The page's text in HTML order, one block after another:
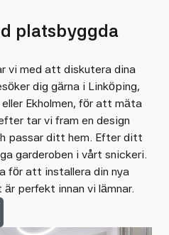
platsbyggda
vi med att diskutera dina
dig gärna i Linköping,
Ekholmen, för att mäta
tar vi fram en design
passar ditt hem. Efter ditt
garderoben i vårt snickeri.
för att installera din nya
perfekt innan vi lämnar.